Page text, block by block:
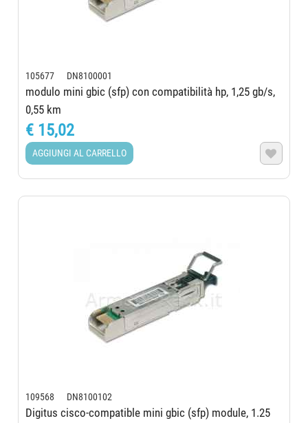
105677 DN8100001
modulo mini gbic (sfp) con compatibilità hp, 1,25 gb/s,
0,55 km
€ 15,02
AGGIUNGI AL CARRELLO 
109568 DN8100102
Digitus cisco-compatible mini gbic (sfp) module, 1.25